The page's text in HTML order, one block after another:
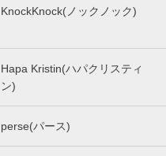
KnockKnock(ノックノック)
Hapa Kristin(ハパクリスティ
ン)
perse(パース)